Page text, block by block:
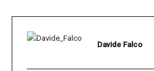
Davide Falco